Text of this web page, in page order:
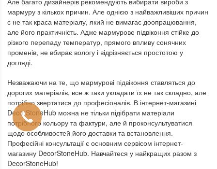
мармуру з кількох причин. Але однією з найважливіших причин
є не так краса матеріалу, який не вимагає доопрацювання,
але його практичність. Адже мармурове підвіконня стійке до
різкого перепаду температур, прямого впливу сонячних
променів, не вбирає вологу і відрізняється простотою у
догляді.
Незважаючи на те, що мармурові підвіконня ставляться до
дорогих матеріалів, все ж таки укладати їх не так складно, але
потрібно звертатися до професіоналів. В інтернет-магазині
DecorStoneHub можна не тільки підібрати матеріали
потрібного кольору та фактури, але й проконсультуватися
щодо особливостей його доставки та встановлення.
Професійні консультації є основним сервісом інтернет-
магазину DecorStoneHub. Навчайтеся у найкращих разом з
DecorStoneHub!